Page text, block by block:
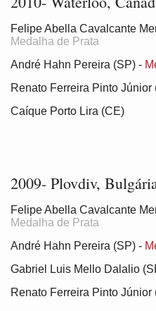
Felipe Abella Cavalcante
Medalha de Prata
André Hahn Pereira (SP) -
Renato Ferreira Pinto Júnior
Caíque Porto Lira (CE)
2009- Plovdiv,
Felipe Abella Cavalcante
Medalha de Prata
André Hahn Pereira (SP) -
Gabriel Luis Mello Dalalio
Renato Ferreira Pinto Júnior